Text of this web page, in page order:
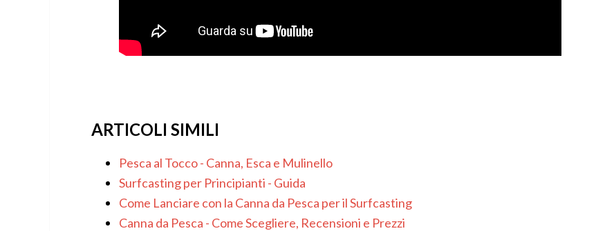
ARTICOLI SIMILI
Pesca al Tocco - Canna, Esca e Mulinello
Surfcasting per Principianti - Guida
Come Lanciare con la Canna da Pesca per il Surfcasting
Canna da Pesca - Come Scegliere, Recensioni e Prezzi